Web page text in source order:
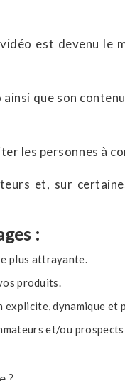
est devenu le
que son
les personnes à
et, sur
:
plus attrayante.
produits.
dynamique et
et/ou